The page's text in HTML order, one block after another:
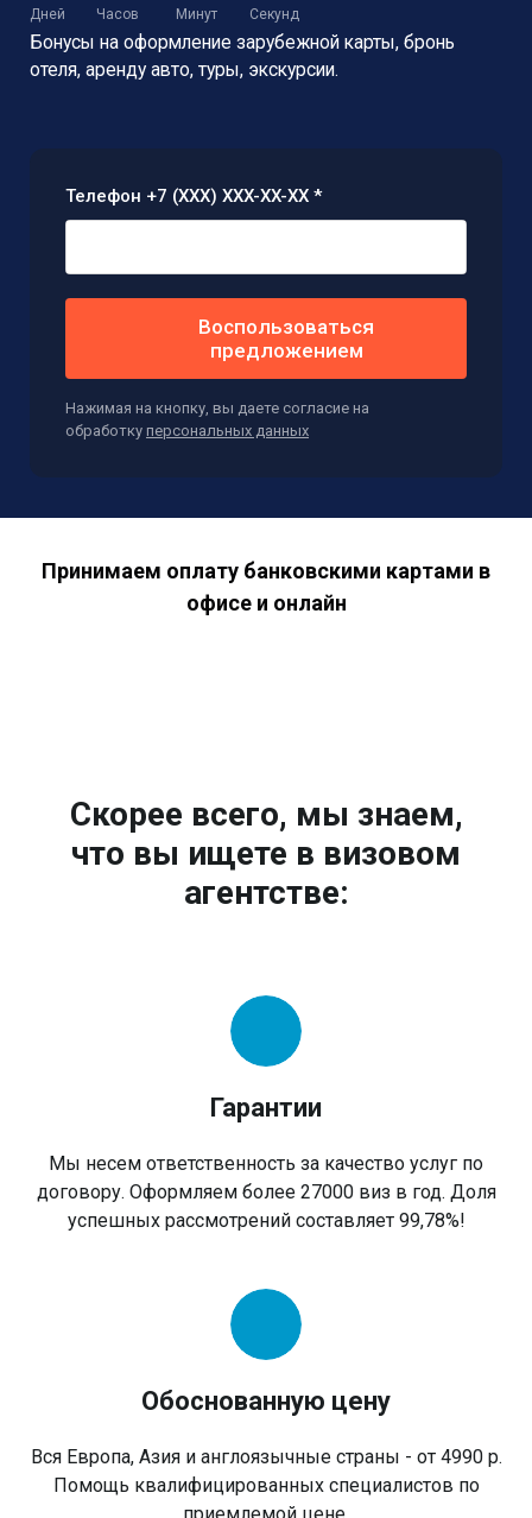
Дней Часов Минут Секунд
Бонусы на оформление зарубежной карты, бронь
отеля, аренду авто, туры, экскурсии.
Телефон +7 (XXX) XXX-XX-XX *
Воспользоваться
предложением
Нажимая на кнопку, вы даете согласие на
обработку персональных данных
Принимаем оплату банковскими картами в
офисе и онлайн
Скорее всего, мы знаем,
что вы ищете в визовом
агентстве:
Гарантии
Мы несем ответственность за качество услуг по
договору. Оформляем более 27000 виз в год. Доля
успешных рассмотрений составляет 99,78%!
Обоснованную цену
Вся Европа, Азия и англоязычные страны - от 4990 р.
Помощь квалифицированных специалистов по